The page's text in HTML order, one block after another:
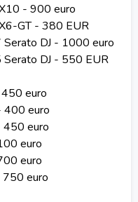
- 900 euro
GT - 380 EUR
Serato DJ - 1000 euro
Serato DJ - 550 EUR
euro
400 euro
450 euro
euro
euro
750 euro